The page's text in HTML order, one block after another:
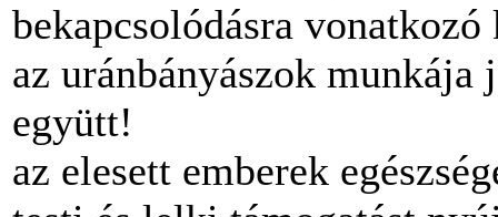
bekapcsolódásra
az uránbányászok munkája
együtt!
az elesett emberek